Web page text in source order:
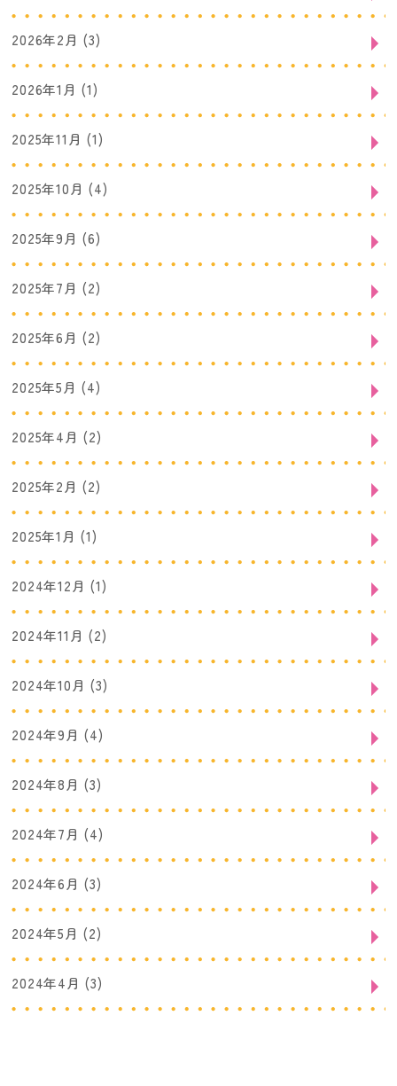
2026年2月 (3)
2026年1月 (1)
2025年11月 (1)
2025年10月 (4)
2025年9月 (6)
2025年7月 (2)
2025年6月 (2)
2025年5月 (4)
2025年4月 (2)
2025年2月 (2)
2025年1月 (1)
2024年12月 (1)
2024年11月 (2)
2024年10月 (3)
2024年9月 (4)
2024年8月 (3)
2024年7月 (4)
2024年6月 (3)
2024年5月 (2)
2024年4月 (3)